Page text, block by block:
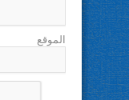
الموقع